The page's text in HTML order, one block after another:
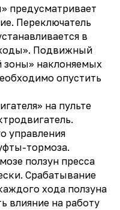
предусматривает
Переключатель
в
Подвижный
зоны» наклоняемых
опустить
на пульте
управления
тормоза.
ползун пресса
Срабатывание
хода ползуна
влияние на работу